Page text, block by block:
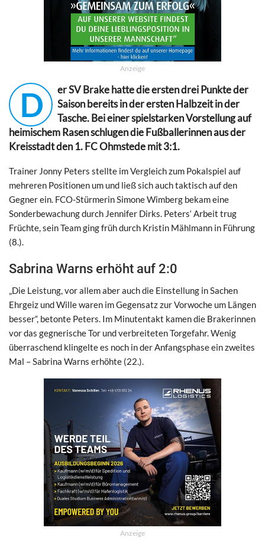
Anzeige
D
er SV Brake hatte die ersten drei Punkte der
Saison bereits in der ersten Halbzeit in der
Tasche. Bei einer spielstarken Vorstellung auf
heimischem Rasen schlugen die Fußballerinnen aus der
Kreisstadt den 1. FC Ohmstede mit 3:1.
Trainer Jonny Peters stellte im Vergleich zum Pokalspiel auf
mehreren Positionen um und ließ sich auch taktisch auf den
Gegner ein. FCO-Stürmerin Simone Wimberg bekam eine
Sonderbewachung durch Jennifer Dirks. Peters‘ Arbeit trug
Früchte, sein Team ging früh durch Kristin Mählmann in Führung
(8.).
Sabrina Warns erhöht auf 2:0
„Die Leistung, vor allem aber auch die Einstellung in Sachen
Ehrgeiz und Wille waren im Gegensatz zur Vorwoche um Längen
besser“, betonte Peters. Im Minutentakt kamen die Brakerinnen
vor das gegnerische Tor und verbreiteten Torgefahr. Wenig
überraschend klingelte es noch in der Anfangsphase ein zweites
Mal – Sabrina Warns erhöhte (22.).
Anzeige